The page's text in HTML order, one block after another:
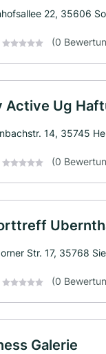
22, 35606
(0
Active Ug
14, 35745
(0
Str. 17, 35768
(0
Galerie